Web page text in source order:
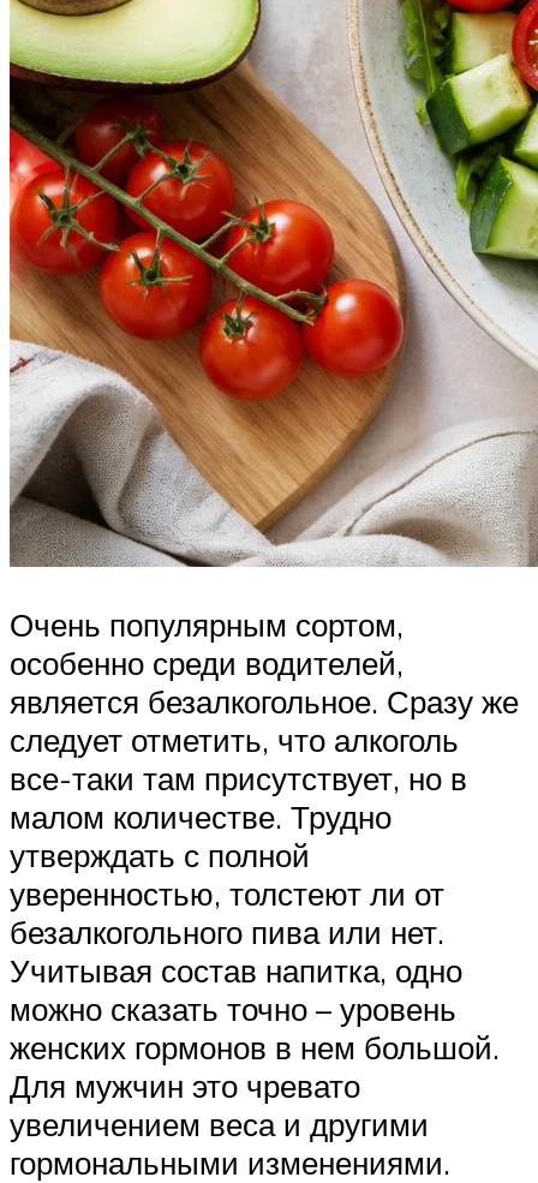
Очень популярным сортом,
особенно среди водителей,
является безалкогольное. Сразу же
следует отметить, что алкоголь
все-таки там присутствует, но в
малом количестве. Трудно
утверждать с полной
уверенностью, толстеют ли от
безалкогольного пива или нет.
Учитывая состав напитка, одно
можно сказать точно – уровень
женских гормонов в нем большой.
Для мужчин это чревато
увеличением веса и другими
гормональными изменениями.